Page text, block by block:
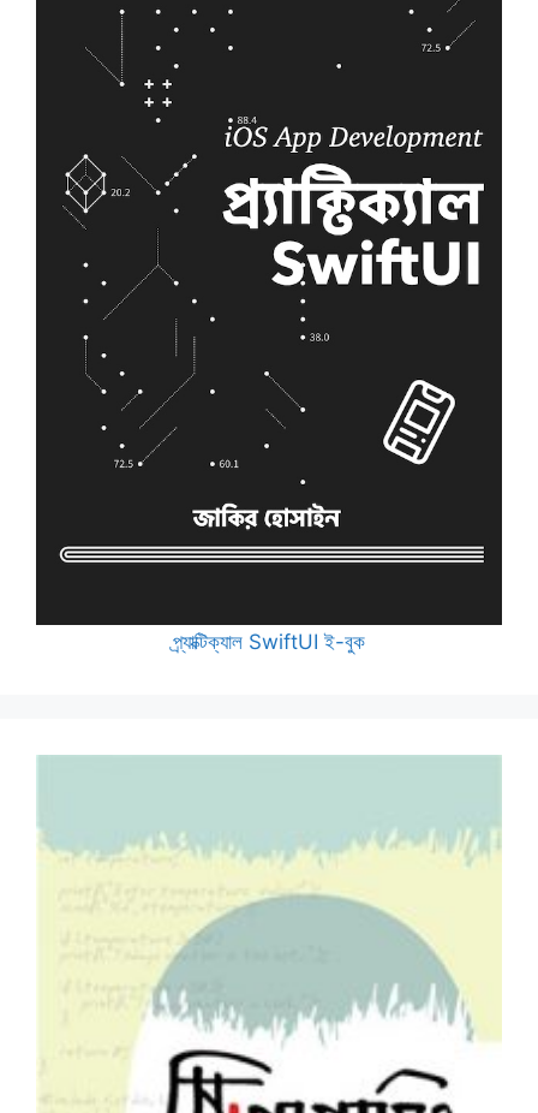
প্র্যাক্টিক্যাল SwiftUI ই-বুক